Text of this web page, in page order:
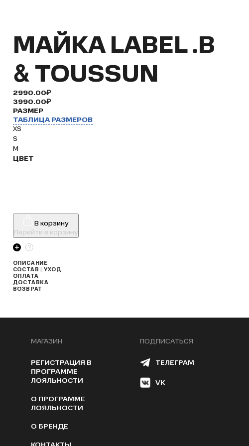
МАЙКА LABEL .B
& TOUSSUN
2990.00₽
3990.00₽
РАЗМЕР
ТАБЛИЦА РАЗМЕРОВ
XS
S
M
ЦВЕТ
В корзину
Перейти в корзину
ОПИСАНИЕ
СОСТАВ | УХОД
ОПЛАТА
ДОСТАВКА
ВОЗВРАТ
МАГАЗИН
РЕГИСТРАЦИЯ В
ПРОГРАММЕ
ЛОЯЛЬНОСТИ
О ПРОГРАММЕ
ЛОЯЛЬНОСТИ
О БРЕНДЕ
ПОДПИСАТЬСЯ
ТЕЛЕГРАМ
VK